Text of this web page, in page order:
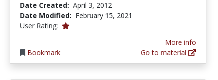
Date Created: April 3, 2012
Date Modified: February 15, 2021
User Rating: 1.0 stars
Bookmark
More info
Go to material